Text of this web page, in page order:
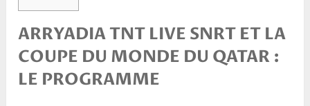
ARRYADIA TNT LIVE SNRT ET LA
COUPE DU MONDE DU QATAR :
LE PROGRAMME